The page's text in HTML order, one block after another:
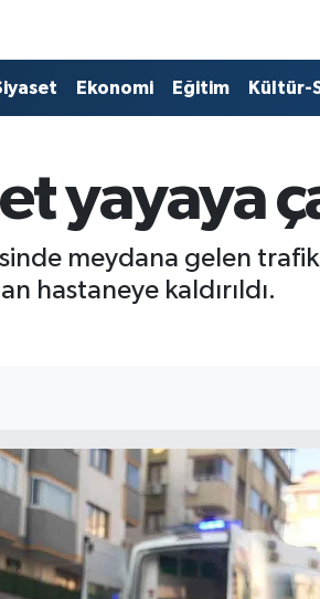
Ekonomi Eğitim Kültür-
yayaya
meydana gelen trafik
hastaneye kaldırıldı.